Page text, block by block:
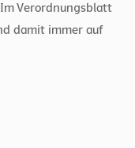
Verordnungsblatt
damit immer auf